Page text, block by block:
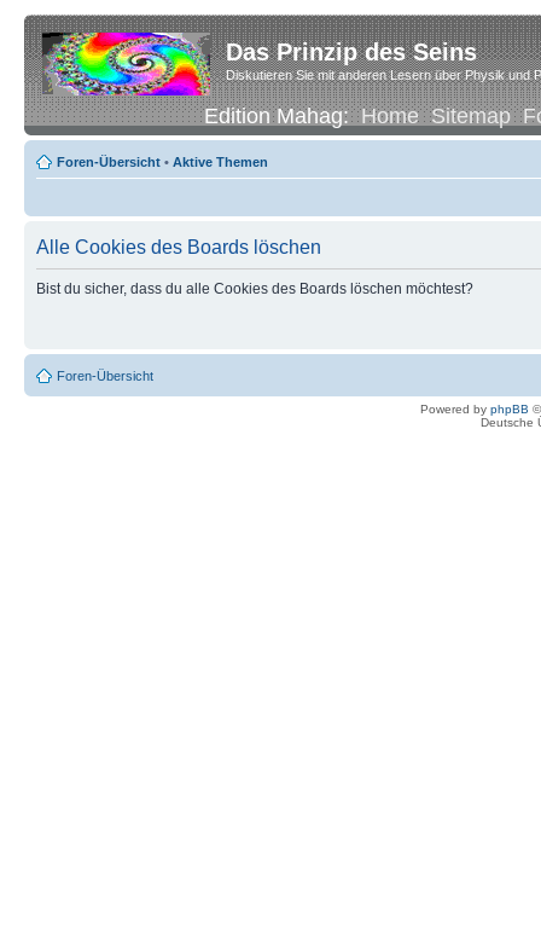
Das Prinzip des Seins
Diskutieren Sie mit anderen Lesern über Physik und
Edition Mahag:Home Sitemap
Foren-Übersicht • Aktive Themen
Alle Cookies des Boards löschen
Bist du sicher, dass du alle Cookies des Boards löschen möchtest?
Foren-Übersicht
Powered by phpBB
Deutsche